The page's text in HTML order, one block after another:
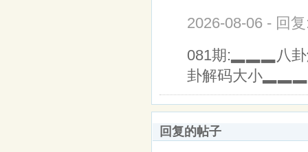
2026-08-06 - 回
081期:▂▂▂八
卦解码大小
回复的帖子